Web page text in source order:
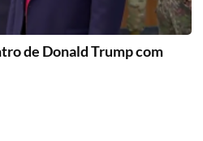
de Donald Trump com